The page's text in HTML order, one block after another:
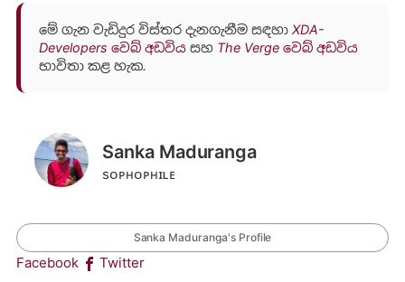
මේ ගැන වැඩිදුර විස්තර දැනගැනීම සඳහා XDA-
Developers වෙබ් අඩවියසහ The Verge වෙබ් අඩවිය
භාවිතා කළ හැක.
Sanka Maduranga
sᴏᴘʜᴏᴘʜɪʟᴇ
Sanka Maduranga's Profile
Facebook Twitter